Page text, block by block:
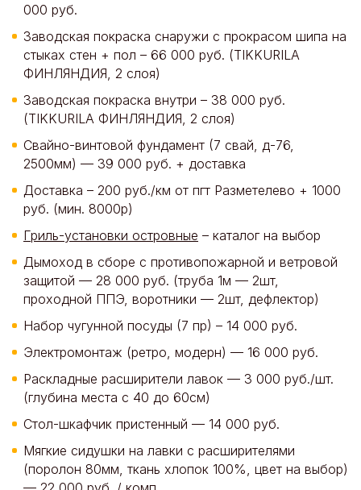
000 руб.
Заводская покраска снаружи с прокрасом шипа на
стыках стен + пол – 66 000 руб. (TIKKURILA
ФИНЛЯНДИЯ, 2 слоя)
Заводская покраска внутри – 38 000 руб.
(TIKKURILA ФИНЛЯНДИЯ, 2 слоя)
Свайно-винтовой фундамент (7 свай, д-76,
2500мм) — 39 000 руб. + доставка
Доставка – 200 руб./км от пгт Разметелево + 1000
руб. (мин. 8000р)
Гриль-установки островные – каталог на выбор
Дымоход в сборе с противопожарной и ветровой
защитой — 28 000 руб. (труба 1м — 2шт,
проходной ППЭ, воротники — 2шт, дефлектор)
Набор чугунной посуды (7 пр) – 14 000 руб.
Электромонтаж (ретро, модерн) — 16 000 руб.
Раскладные расширители лавок — 3 000 руб./шт.
(глубина места с 40 до 60см)
Стол-шкафчик пристенный — 14 000 руб.
Мягкие сидушки на лавки с расширителями
(поролон 80мм, ткань хлопок 100%, цвет на выбор)